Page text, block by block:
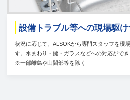
設備トラブル等への現場駆け
状況に応じて、ALSOKから専門スタッフを現
す。水まわり・鍵・ガラスなどへの対応がで
※一部離島や山間部等を除く